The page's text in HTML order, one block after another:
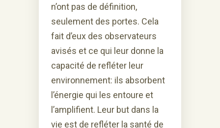
n’ont pas de définition,
seulement des portes. Cela
fait d’eux des observateurs
avisés et ce qui leur donne la
capacité de refléter leur
environnement: ils absorbent
l’énergie qui les entoure et
l’amplifient. Leur but dans la
vie est de refléter la santé de